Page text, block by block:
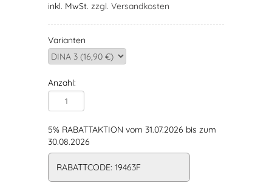
inkl. MwSt. zzgl. Versandkosten
Varianten
Anzahl:
5% RABATTAKTION vom 31.07.2026 bis zum
30.08.2026
RABATTCODE: 19463F